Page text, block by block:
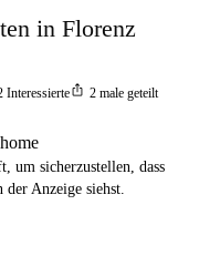
in Florenz
Interessierteios_share 2 male geteilt
um sicherzustellen, dass
der Anzeige siehst.